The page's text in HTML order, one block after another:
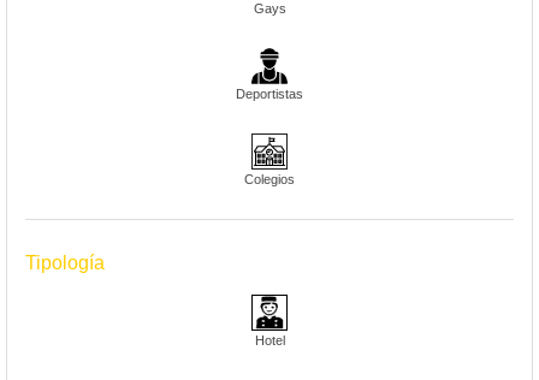
Gays
Deportistas
Colegios
Tipología
Hotel